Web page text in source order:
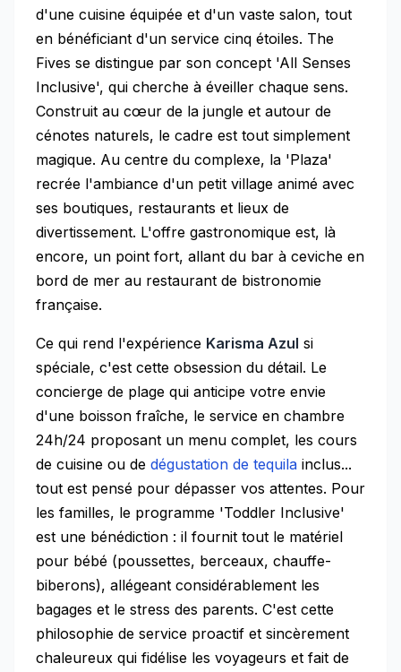
d'une cuisine équipée et d'un vaste salon, tout
en bénéficiant d'un service cinq étoiles. The
Fives se distingue par son concept 'All Senses
Inclusive', qui cherche à éveiller chaque sens.
Construit au cœur de la jungle et autour de
cénotes naturels, le cadre est tout simplement
magique. Au centre du complexe, la 'Plaza'
recrée l'ambiance d'un petit village animé avec
ses boutiques, restaurants et lieux de
divertissement. L'offre gastronomique est, là
encore, un point fort, allant du bar à ceviche en
bord de mer au restaurant de bistronomie
française.
Ce qui rend l'expérience Karisma Azul si
spéciale, c'est cette obsession du détail. Le
concierge de plage qui anticipe votre envie
d'une boisson fraîche, le service en chambre
24h/24 proposant un menu complet, les cours
de cuisine ou de dégustation de tequila inclus...
tout est pensé pour dépasser vos attentes. Pour
les familles, le programme 'Toddler Inclusive'
est une bénédiction : il fournit tout le matériel
pour bébé (poussettes, berceaux, chauffe-
biberons), allégeant considérablement les
bagages et le stress des parents. C'est cette
philosophie de service proactif et sincèrement
chaleureux qui fidélise les voyageurs et fait de